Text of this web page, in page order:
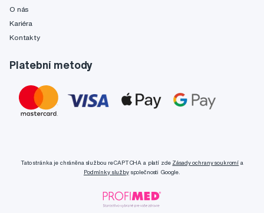
O nás
Kariéra
Kontakty
Platební metody
Tato stránka je chráněna službou reCAPTCHA a platí zde Zásady ochrany soukromí a
Podmínky službyspolečnosti Google.